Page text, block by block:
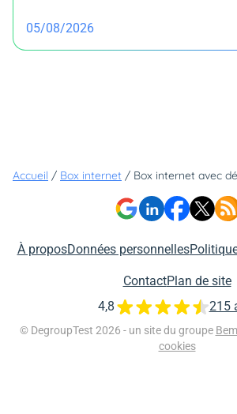
05/08/2026
Accueil / Box internet /
À proposDonnées personnelles
ContactPlan de site
© DegroupTest 2026 - un site du groupe
cookies
4,8 215